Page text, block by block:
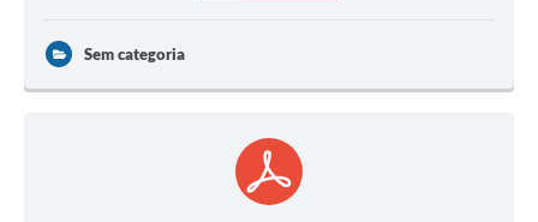
Sem categoria